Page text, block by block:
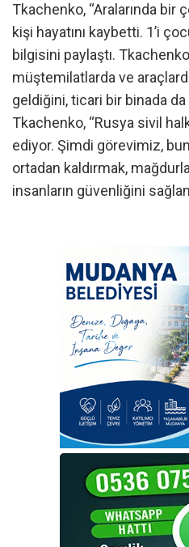
Tkachenko, “Aralarında bir
kişi hayatını kaybetti. 1’i
bilgisini paylaştı.
müştemilatlarda ve
geldiğini, ticari bir binada da
Tkachenko, “Rusya sivil
ediyor. Şimdi görevimiz,
ortadan kaldırmak,
insanların güvenliğini